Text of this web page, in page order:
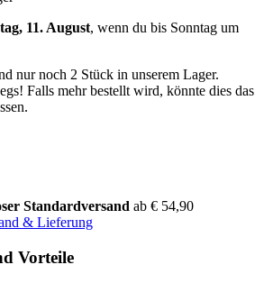
11. August, wenn du bis Sonntag um
nur noch 2 Stück in unserem Lager.
Falls mehr bestellt wird, könnte dies das
Standardversand ab € 54,90
& Lieferung
Vorteile